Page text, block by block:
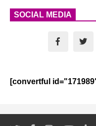
SOCIAL MEDIA
[convertful